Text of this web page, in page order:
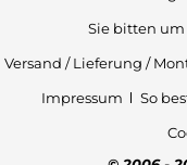
Sie bitten um
Versand / Lieferung /
Impressum
So